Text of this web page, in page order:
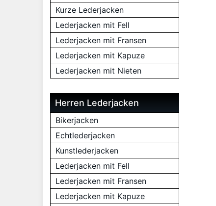
Kurze Lederjacken
Lederjacken mit Fell
Lederjacken mit Fransen
Lederjacken mit Kapuze
Lederjacken mit Nieten
Herren Lederjacken
Bikerjacken
Echtlederjacken
Kunstlederjacken
Lederjacken mit Fell
Lederjacken mit Fransen
Lederjacken mit Kapuze